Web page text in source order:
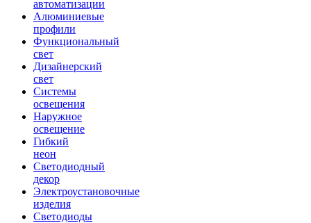
автоматизации
Алюминиевые
профили
Функциональный
свет
Дизайнерский
свет
Системы
освещения
Наружное
освещение
Гибкий
неон
Светодиодный
декор
Электроустановочные
изделия
Светодиоды